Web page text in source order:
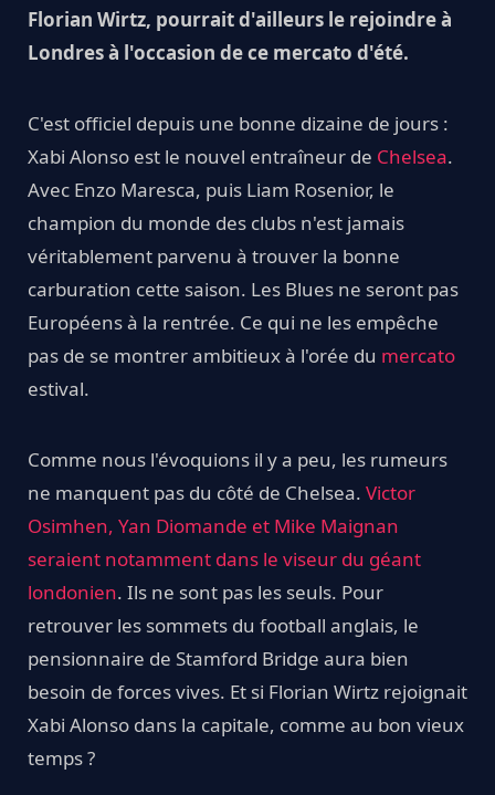
Florian Wirtz, pourrait d'ailleurs le rejoindre à
Londres à l'occasion de ce mercato d'été.
C'est officiel depuis une bonne dizaine de jours :
Xabi Alonso est le nouvel entraîneur de Chelsea.
Avec Enzo Maresca, puis Liam Rosenior, le
champion du monde des clubs n'est jamais
véritablement parvenu à trouver la bonne
carburation cette saison. Les Blues ne seront pas
Européens à la rentrée. Ce qui ne les empêche
pas de se montrer ambitieux à l'orée du mercato
estival.
Comme nous l'évoquions il y a peu, les rumeurs
ne manquent pas du côté de Chelsea. Victor
Osimhen, Yan Diomande et Mike Maignan
seraient notamment dans le viseur du géant
londonien. Ils ne sont pas les seuls. Pour
retrouver les sommets du football anglais, le
pensionnaire de Stamford Bridge aura bien
besoin de forces vives. Et si Florian Wirtz rejoignait
Xabi Alonso dans la capitale, comme au bon vieux
temps ?